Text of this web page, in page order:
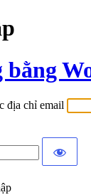
địa chỉ email